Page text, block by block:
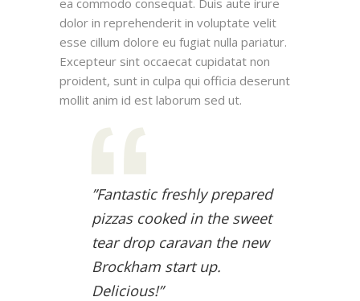
ea commodo consequat. Duis aute irure
dolor in reprehenderit in voluptate velit
esse cillum dolore eu fugiat nulla pariatur.
Excepteur sint occaecat cupidatat non
proident, sunt in culpa qui officia deserunt
mollit anim id est laborum sed ut.
”Fantastic freshly prepared
pizzas cooked in the sweet
tear drop caravan the new
Brockham start up.
Delicious!”